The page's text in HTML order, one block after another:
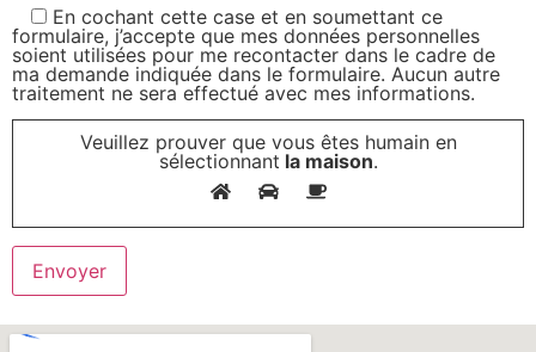
En cochant cette case et en soumettant ce
formulaire, j’accepte que mes données personnelles
soient utilisées pour me recontacter dans le cadre de
ma demande indiquée dans le formulaire. Aucun autre
traitement ne sera effectué avec mes informations.
Veuillez prouver que vous êtes humain en
sélectionnant la maison.